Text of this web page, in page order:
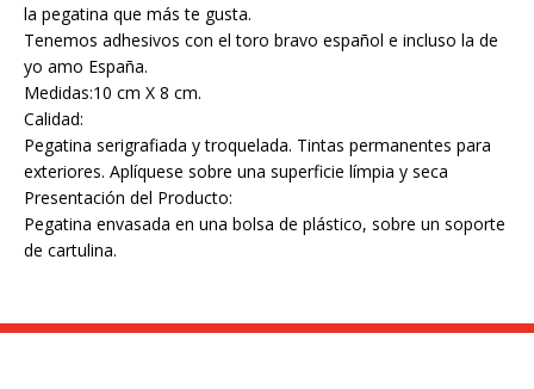
la pegatina que más te gusta.
Tenemos adhesivos con el toro bravo español e incluso la de
yo amo España.
Medidas:10 cm X 8 cm.
Calidad:
Pegatina serigrafiada y troquelada. Tintas permanentes para
exteriores. Aplíquese sobre una superficie límpia y seca
Presentación del Producto:
Pegatina envasada en una bolsa de plástico, sobre un soporte
de cartulina.